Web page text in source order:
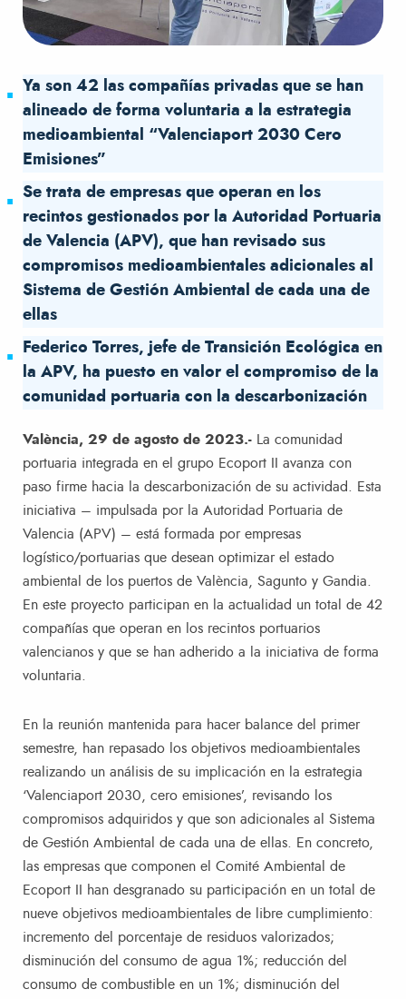
Ya son 42 las compañías privadas que se han
alineado de forma voluntaria a la estrategia
medioambiental “Valenciaport 2030 Cero
Emisiones”
Se trata de empresas que operan en los
recintos gestionados por la Autoridad Portuaria
de Valencia (APV), que han revisado sus
compromisos medioambientales adicionales al
Sistema de Gestión Ambiental de cada una de
ellas
Federico Torres, jefe de Transición Ecológica en
la APV, ha puesto en valor el compromiso de la
comunidad portuaria con la descarbonización
València, 29 de agosto de 2023.- La comunidad
portuaria integrada en el grupo Ecoport II avanza con
paso firme hacia la descarbonización de su actividad. Esta
iniciativa – impulsada por la Autoridad Portuaria de
Valencia (APV) – está formada por empresas
logístico/portuarias que desean optimizar el estado
ambiental de los puertos de València, Sagunto y Gandia.
En este proyecto participan en la actualidad un total de 42
compañías que operan en los recintos portuarios
valencianos y que se han adherido a la iniciativa de forma
voluntaria.
En la reunión mantenida para hacer balance del primer
semestre, han repasado los objetivos medioambientales
realizando un análisis de su implicación en la estrategia
‘Valenciaport 2030, cero emisiones’, revisando los
compromisos adquiridos y que son adicionales al Sistema
de Gestión Ambiental de cada una de ellas. En concreto,
las empresas que componen el Comité Ambiental de
Ecoport II han desgranado su participación en un total de
nueve objetivos medioambientales de libre cumplimiento:
incremento del porcentaje de residuos valorizados;
disminución del consumo de agua 1%; reducción del
consumo de combustible en un 1%; disminución del